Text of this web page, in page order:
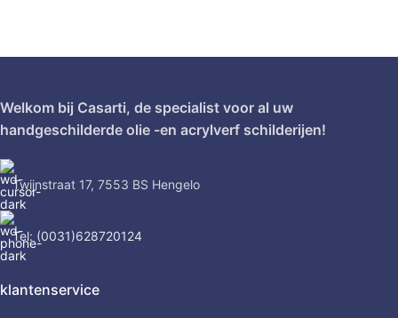
Welkom bij Casarti, de specialist voor al uw
handgeschilderde olie -en acrylverf schilderijen!
Twijnstraat 17, 7553 BS Hengelo
Tel: (0031)628720124
klantenservice